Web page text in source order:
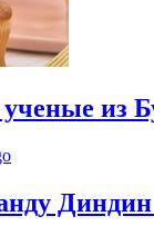
из
Диндин